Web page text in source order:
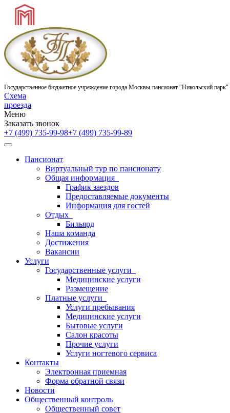
Государственное бюджетное учреждение города Москвы пансионат "Никольский парк"
Схема
проезда
Меню
Заказать звонок
+7 (499) 735-99-98+7 (499) 735-99-89
Пансионат
Виртуальный тур по пансионату
Общая информация
График заездов
Предоставляемые документы
Информация для гостей
Отдых
Бильярд
Наша команда
Достижения
Вакансии
Услуги
Государственные услуги
Медицинские услуги
Размещение
Платные услуги
Услуги пребывания
Медицинские услуги
Бытовые услуги
Салон красоты
Прочие услуги
Услуги ногтевого сервиса
Контакты
Электронная приемная
Форма обратной связи
Новости
Общественный контроль
Общественный совет